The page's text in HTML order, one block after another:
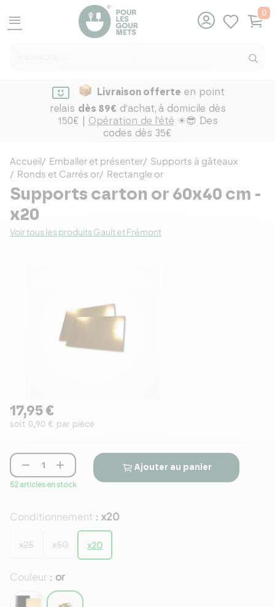
menu
0
Livraison offerte en point
relais dès 89€ d'achat, à domicile dès
150€ | Opération de l'été ☀😎 Des
codes dès 35€
Accueil Emballer et présenter
Supports à gâteaux
Ronds et Carrés or
Rectangle or
Supports carton or 60x40 cm -
x20
Voir tous les produits Gault et Frémont
17,95 €
soit 0,90 € par pièce
Conditionnement : x20
x25 x50 x20
Couleur : or
 
52 articles en stock
Ajouter au panier